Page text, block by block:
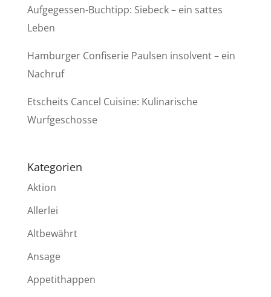
Aufgegessen-Buchtipp: Siebeck – ein sattes
Leben
Hamburger Confiserie Paulsen insolvent – ein
Nachruf
Etscheits Cancel Cuisine: Kulinarische
Wurfgeschosse
Kategorien
Aktion
Allerlei
Altbewährt
Ansage
Appetithappen